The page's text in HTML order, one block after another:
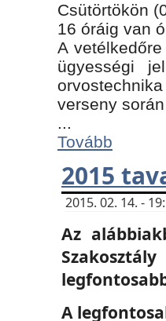
Csütörtökön
16 óráig van
A
ügyességi
verseny
...
Tovább
2015
2015. 02. 14. -
Az
A